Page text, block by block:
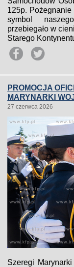
125p.
symbol
przebiegało w
Starego
PROMOCJA
MARYNARKI
27 czerwca 2026
Szeregi